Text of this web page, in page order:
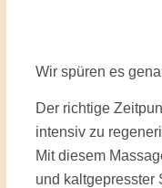
Wir spüren es
Der richtige
intensiv zu
Mit diesem
und kaltgepresster